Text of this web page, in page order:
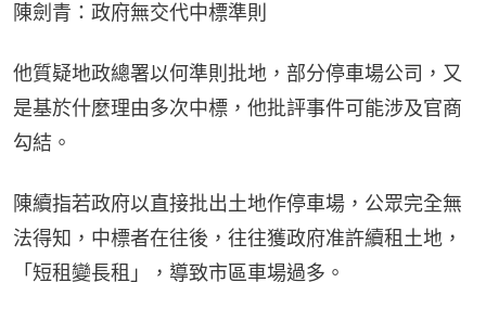
陳劍青：政府無交代中標準則
他質疑地政總署以何準則批地，部分停車場公司，又
是基於什麼理由多次中標，他批評事件可能涉及官商
勾結。
陳續指若政府以直接批出土地作停車場，公眾完全無
法得知，中標者在往後，往往獲政府准許續租土地，
「短租變長租」，導致市區車場過多。